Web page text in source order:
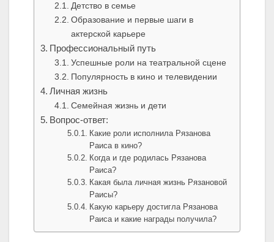
Детство в семье
Образование и первые шаги в
актерской карьере
Профессиональный путь
Успешные роли на театральной сцене
Популярность в кино и телевидении
Личная жизнь
Семейная жизнь и дети
Вопрос-ответ:
Какие роли исполнила Рязанова
Раиса в кино?
Когда и где родилась Рязанова
Раиса?
Какая была личная жизнь Рязановой
Раисы?
Какую карьеру достигла Рязанова
Раиса и какие награды получила?